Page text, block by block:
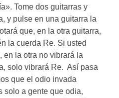
Tome dos guitarras y
y pulse en una guitarra la
que, en la otra guitarra,
la cuerda Re. Si usted
en la otra no vibrará la
solo vibrará Re. Así pasa
que el odio invada
solo a gente que odia,